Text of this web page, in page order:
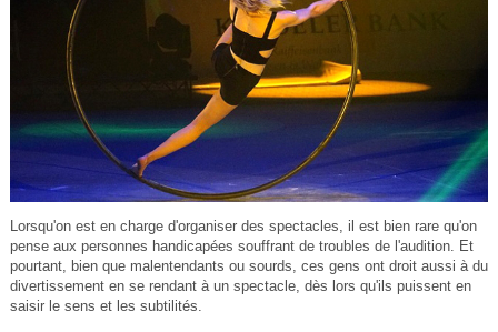
Lorsqu'on est en charge d'organiser des spectacles, il est bien rare qu'on
pense aux personnes handicapées souffrant de troubles de l'audition. Et
pourtant, bien que malentendants ou sourds, ces gens ont droit aussi à du
divertissement en se rendant à un spectacle, dès lors qu'ils puissent en
saisir le sens et les subtilités.